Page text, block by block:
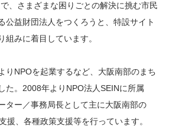
、さまざまな困りごとの解決に挑む市民
公益財団法人をつくろうと、特設サイト
組みに着目しています。
りNPOを起業するなど、大阪南部のまち
た。2008年よりNPO法人SEINに所属
ター／事務局長として主に大阪南部の
援、各種政策支援等を行っています。